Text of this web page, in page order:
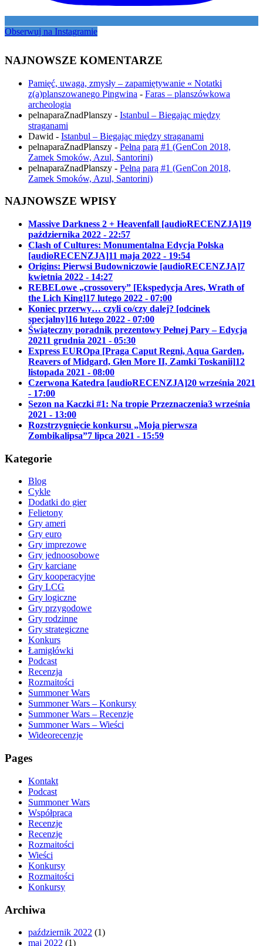
Obserwuj na Instagramie
NAJNOWSZE KOMENTARZE
Pamięć, uwaga, zmysły – zapamiętywanie « Notatki
z(a)planszowanego Pingwina - Faras – planszówkowa
archeologia
pelnaparaZnadPlanszy - Istanbul – Biegając między
straganami
Dawid - Istanbul – Biegając między straganami
pelnaparaZnadPlanszy - Pełną parą #1 (GenCon 2018,
Zamek Smoków, Azul, Santorini)
pelnaparaZnadPlanszy - Pełną parą #1 (GenCon 2018,
Zamek Smoków, Azul, Santorini)
NAJNOWSZE WPISY
Massive Darkness 2 + Heavenfall [audioRECENZJA]19
października 2022 - 22:57
Clash of Cultures: Monumentalna Edycja Polska
[audioRECENZJA]11 maja 2022 - 19:54
Origins: Pierwsi Budowniczowie [audioRECENZJA]7
kwietnia 2022 - 14:27
REBELowe „crossovery” [Ekspedycja Ares, Wrath of
the Lich King]17 lutego 2022 - 07:00
Koniec przerwy… czyli co/czy dalej? [odcinek
specjalny]16 lutego 2022 - 07:00
Świąteczny poradnik prezentowy Pełnej Pary – Edycja
20211 grudnia 2021 - 05:30
Express EUROpa [Praga Caput Regni, Aqua Garden,
Reavers of Midgard, Glen More II, Zamki Toskanii]12
listopada 2021 - 08:00
Czerwona Katedra [audioRECENZJA]20 września 2021
- 17:00
Sezon na Kaczki #1: Na tropie Przeznaczenia3 września
2021 - 13:00
Rozstrzygnięcie konkursu „Moja pierwsza
Zombikalipsa”7 lipca 2021 - 15:59
Kategorie
Blog
Cykle
Dodatki do gier
Felietony
Gry ameri
Gry euro
Gry imprezowe
Gry jednoosobowe
Gry karciane
Gry kooperacyjne
Gry LCG
Gry logiczne
Gry przygodowe
Gry rodzinne
Gry strategiczne
Konkurs
Łamigłówki
Podcast
Recenzja
Rozmaitości
Summoner Wars
Summoner Wars – Konkursy
Summoner Wars – Recenzje
Summoner Wars – Wieści
Wideorecenzje
Pages
Kontakt
Podcast
Summoner Wars
Współpraca
Recenzje
Recenzje
Rozmaitości
Wieści
Konkursy
Rozmaitości
Konkursy
Archiwa
październik 2022 (1)
maj 2022 (1)